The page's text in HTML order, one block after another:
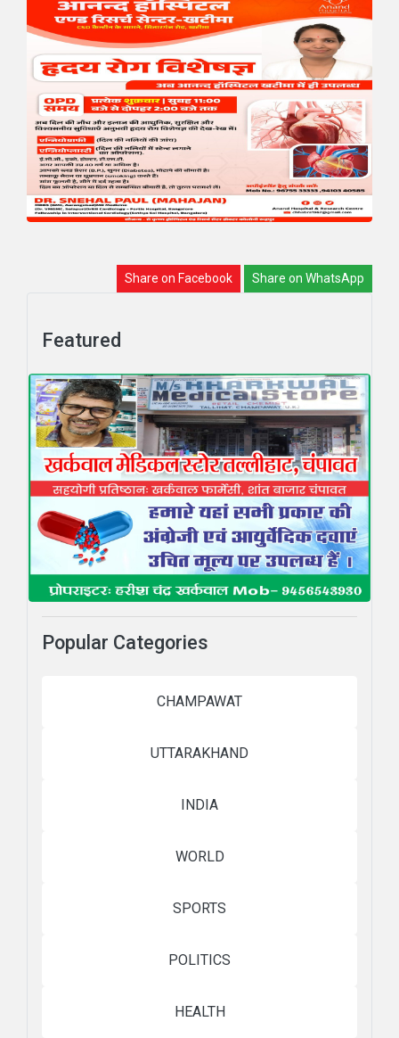
Share on Facebook Share on WhatsApp
Featured
Popular Categories
CHAMPAWAT
UTTARAKHAND
INDIA
WORLD
SPORTS
POLITICS
HEALTH